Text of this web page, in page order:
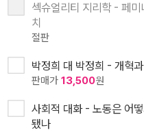
섹슈얼리티 지리학 - 페
치
절판
박정희 대 박정희 - 개혁
판매가 13,500원
사회적 대화 - 노동은 어
됐나